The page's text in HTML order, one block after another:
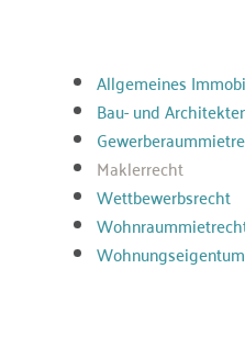
Allgemeines
Bau- und
Maklerrecht
Wettbewerbsrecht